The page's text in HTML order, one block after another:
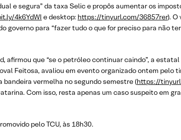
e segura” da taxa Selic e propôs aumentar os
4k6YdWI e desktop: https://tinyurl.com/36857rer). O
para “fazer tudo o que for preciso para não
que “se o petróleo continuar caindo”, a
Feitosa, avaliou em evento organizado ontem pelo
vermelha no segundo semestre (https://
Com isso, resta apenas um caso suspeito em
pelo TCU, às 18h30.